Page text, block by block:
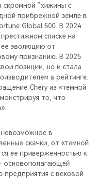
скромной “хижины с
прибрежной земле в
Global 500. В 2024
списке на
эволюцию от
признанию. В 2025
позиции, но и стала
в рейтинге.
Chery из «темной
то, что
в
скачки, от «темной
ее приверженностью к
основополагающей
с вековой